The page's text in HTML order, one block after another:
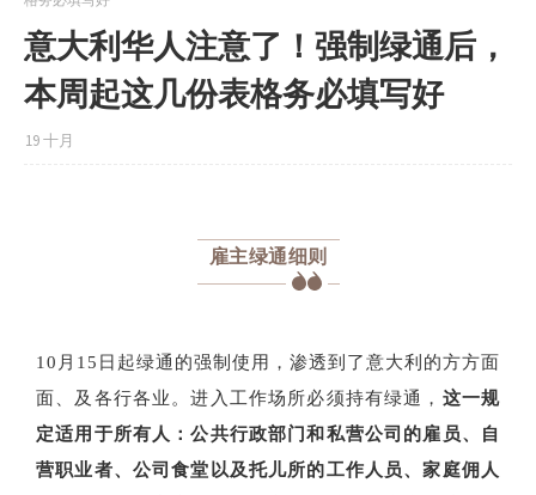
意大利华人注意了！强制绿通后，
本周起这几份表格务必填写好
19 十月
雇主绿通细则
10月15日起绿通的强制使用，渗透到了意大利的方方面
面、及各行各业。进入工作场所必须持有绿通， 这一规
定适用于所有人：公共行政部门和私营公司的雇员、自
营职业者、公司食堂以及托儿所的工作人员、家庭佣人